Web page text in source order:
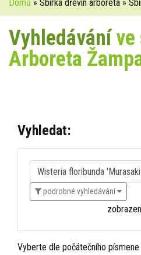
Domů » Sbírka dřevin arboreta »
Vyhledáváníve
Arboreta
Vyhledat:
podrobné vyhledávání
Vyberte dle počátečního písmene